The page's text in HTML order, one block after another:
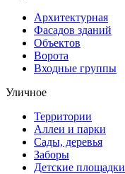
Архитектурная
Фасадов зданий
Объектов
Ворота
Входные группы
Уличное
Территории
Аллеи и парки
Сады, деревья
Заборы
Детские площадки